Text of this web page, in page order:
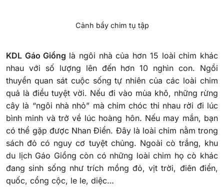
Cảnh bầy chim tụ tập
KDL Gáo Giồng là ngôi nhà của hơn 15 loài chim khác
nhau với số lượng lên đến hơn 10 nghìn con. Ngồi
thuyền quan sát cuộc sống tự nhiên của các loài chim
quả là điều tuyệt vời. Nếu đi vào mùa khô, những rừng
cây là “ngôi nhà nhỏ” mà chim chóc thi nhau rời đi lúc
bình minh và trở về lúc hoàng hôn. Nếu may mắn, bạn
có thể gặp được Nhan Điển. Đây là loài chim nằm trong
sách đỏ có nguy cơ tuyệt chủng. Ngoài cò trắng, khu
du lịch Gáo Giồng còn có những loài chim họ cò khác
đang sinh sống như trích mồng đỏ, vịt trời, điên điển,
quốc, cồng cộc, le le, diệc…